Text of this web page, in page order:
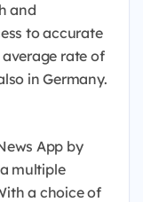
and
to accurate
rate of
in Germany.
App by
multiple
a choice of